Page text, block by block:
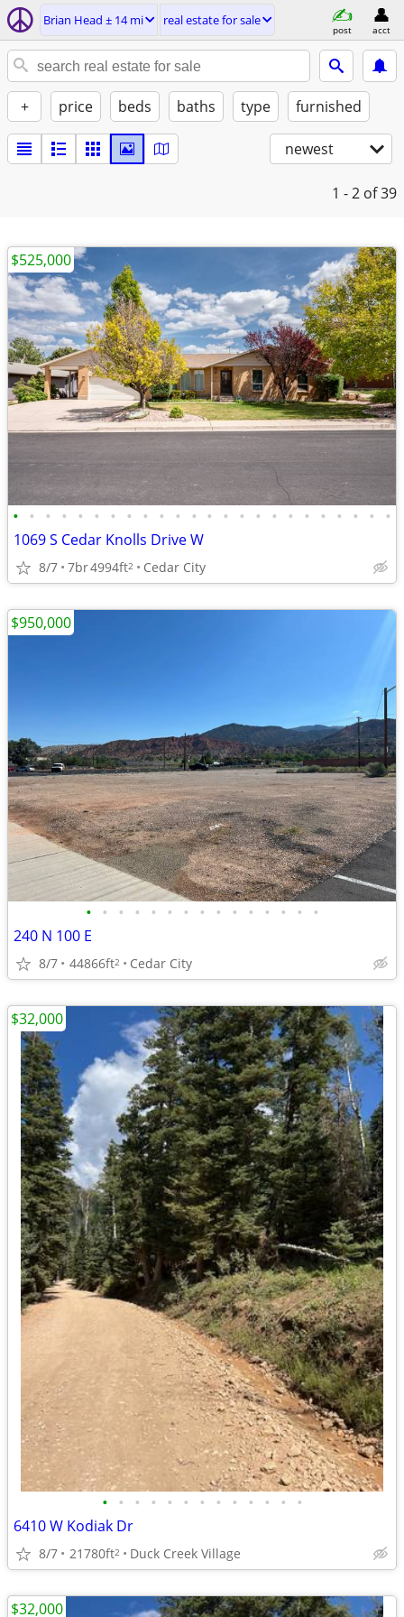
Brian Head ± 14 mi real estate for sale
post acct
+ price beds baths type furnished
newest
1 - 2 of 39
• • • • • • • • • • • • • • • • • • • • • • • •
1069 S Cedar Knolls Drive W
8/7 7br4994ft2 Cedar City
$525,000
• • • • • • • • • • • • • • •
240 N 100 E
8/7 44866ft2 Cedar City
$950,000
• • • • • • • • • • • • •
6410 W Kodiak Dr
8/7 21780ft2 Duck Creek Village
$32,000
$32,000